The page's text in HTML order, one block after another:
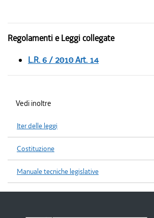
Regolamenti e Leggi collegate
L.R. 6 / 2010 Art. 14
Vedi inoltre
Iter delle leggi
Costituzione
Manuale tecniche legislative